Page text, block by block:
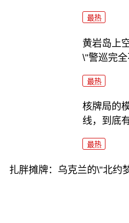
最热
黄岩岛上
\"警巡完
最热
核牌局的
线，到底
最热
扎胖摊牌：乌克兰的\"北约